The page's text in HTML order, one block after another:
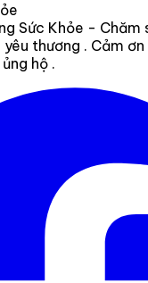
Sức Khỏe -
yêu thương . Cảm
hộ .